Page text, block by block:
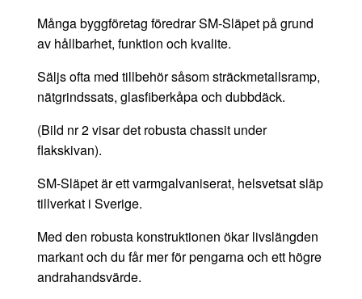
Många byggföretag föredrar SM-Släpet på grund
av hållbarhet, funktion och kvalite.
Säljs ofta med tillbehör såsom sträckmetallsramp,
nätgrindssats, glasfiberkåpa och dubbdäck.
(Bild nr 2 visar det robusta chassit under
flakskivan).
SM-Släpet är ett varmgalvaniserat, helsvetsat släp
tillverkat i Sverige.
Med den robusta konstruktionen ökar livslängden
markant och du får mer för pengarna och ett högre
andrahandsvärde.